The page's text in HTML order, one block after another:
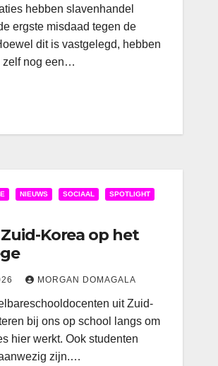
hebben slavenhandel
ergste misdaad tegen de
dit is vastgelegd, hebben
zelf nog een…
NIEUWS SOCIAAL SPOTLIGHT
Korea op het
MORGAN DOMAGALA
uit Zuid-
bij ons op school langs om
hier werkt. Ook studenten
zijn.…